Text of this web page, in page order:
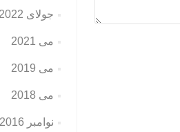
جولای 2022
می 2021
می 2019
می 2018
نوامبر 2016